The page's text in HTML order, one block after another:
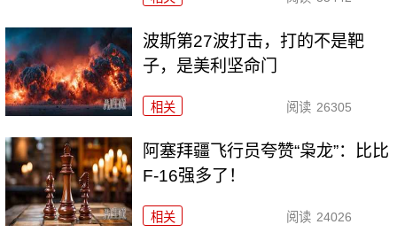
波斯第27波打击，打的不是靶
子，是美利坚命门
相关 阅读 26305
阿塞拜疆飞行员夸赞“枭龙”：比比
F-16强多了！
相关 阅读 24026